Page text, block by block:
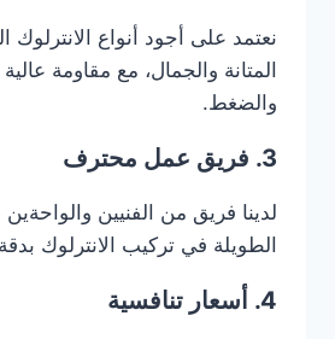
نعتمد على أجود أنواع الانترلوك
المتانة والجمال، مع مقاومة
والضغط.
3. فريق عمل محترف
لدينا فريق من الفنيين
الطويلة في تركيب الانترلوك
4. أسعار تنافسية